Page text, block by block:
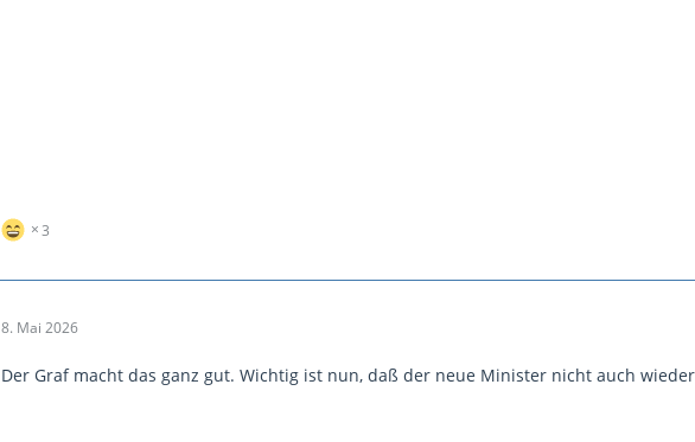
3
8. Mai 2026
Der Graf macht das ganz gut. Wichtig ist nun, daß der neue Minister nicht auch